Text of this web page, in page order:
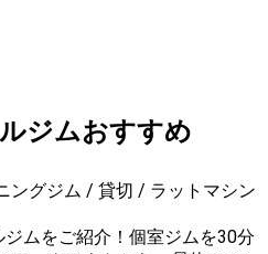
ジムおすすめ
ングジム / 貸切 / ラットマシン
ムをご紹介！個室ジムを30分